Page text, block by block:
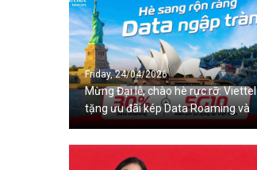
Friday, 24/04/2026
Mừng Đại lễ, chào hè rực rỡ: Viettel
tặng ưu đãi kép Data Roaming và
Data 5G trong nước